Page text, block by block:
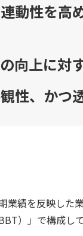
動性を高
向上に対
性、かつ
績を反映し
）」で構成して